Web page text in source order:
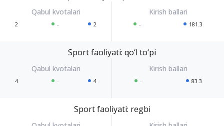
2 - 2 - 181.3
Sport faoliyati: qo‘l to‘pi
4 - 4 - 83.3
Sport faoliyati: regbi